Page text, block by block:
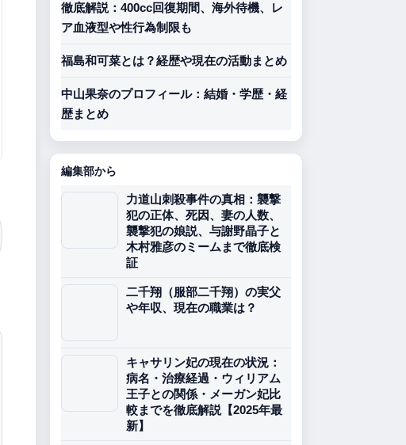
徹底解説：400cc回復期間、海外待機、レ
ア血液型や性行為制限も
福島和可菜とは？経歴や現在の活動まとめ
中山果奈のプロフィール：結婚・学歴・経
歴まとめ
編集部から
力道山刺殺事件の真相：襲撃
犯の正体、死因、妻の人数、
襲撃犯の娘説、与謝野晶子と
木村雅彦のミームまで徹底検
証
二千翔（服部二千翔）の実父
や年収、現在の職業は？
キャサリン妃の現在の状況：
病名・治療経過・ウィリアム
王子との関係・メーガン妃比
較までを徹底解説【2025年最
新】